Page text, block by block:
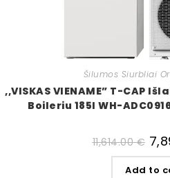
Šilumos Siurbliai
,,VISKAS VIENAME” T-CAP
Boileriu 185l WH-
11,614.00€
Add to